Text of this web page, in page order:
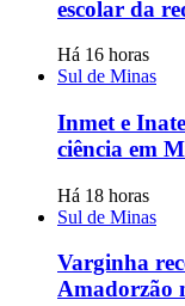
escolar da
Há 16 horas
Sul de Minas
Inmet e
ciência em
Há 18 horas
Sul de Minas
Varginha
Amadorzão